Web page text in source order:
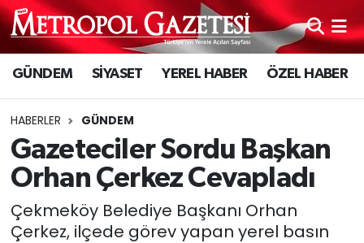
GÜNDEM SİYASET YEREL HABER ÖZEL HABER
HABERLER GÜNDEM
Gazeteciler Sordu Başkan
Orhan Çerkez Cevapladı
Çekmeköy Belediye Başkanı Orhan
Çerkez, ilçede görev yapan yerel basın
Hava Durumu
Trafik Durumu
Süper Lig Puan Durumu ve Fikstür
Tüm Manşetler
Son Dakika Haberleri